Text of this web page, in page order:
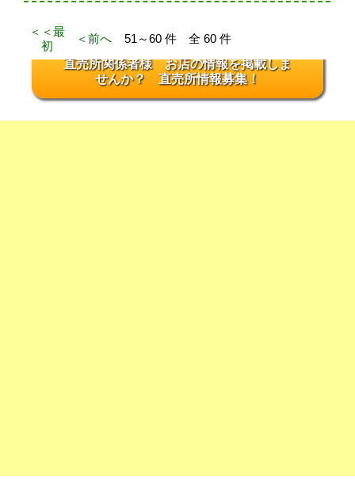
＜＜最
初
＜前へ 51～60 件 全 60 件
直売所関係者様 お店の情報を掲載しま
せんか？ 直売所情報募集！